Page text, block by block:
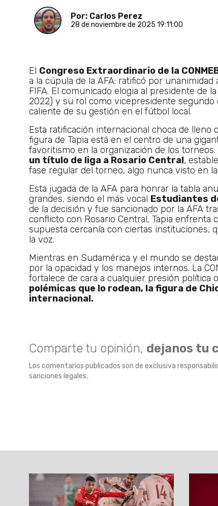
Por: Carlos Perez
28 de noviembre de 2025 19:11:00
El Congreso Extraordinario de la
a la cúpula de la AFA: ratificó por unanimidad
FIFA. El comunicado elogia al presidente de
2022) y su rol como vicepresidente segundo
caliente de su gestión en el fútbol local.
Esta ratificación internacional choca de lleno
figura de Tapia está en el centro de una
favoritismo en la organización de los
un título de liga a Rosario Central,
fase regular del torneo, algo nunca visto en
Esta jugada de la AFA para honrar la tabla
grandes, siendo el más vocal Estudiantes
de la decisión y fue sancionado por la AFA
conflicto con Rosario Central, Tapia
supuesta cercanía con ciertas instituciones,
la voz.
Mientras en Sudamérica y el mundo se
por la opacidad y los manejos internos. La
fortalece de cara a cualquier presión política
polémicas que lo rodean, la figura de
internacional.
Comparte tu opinión, dejanos tu
Los comentarios publicados son de exclusiva
sanciones legales.